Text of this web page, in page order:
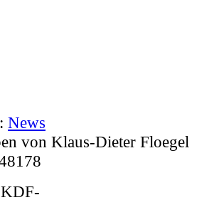
News
von Klaus-Dieter Floegel